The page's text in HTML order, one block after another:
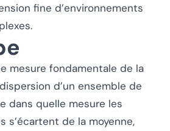
fine d’environnements
mesure fondamentale de la
d’un ensemble de
dans quelle mesure les
s’écartent de la moyenne,